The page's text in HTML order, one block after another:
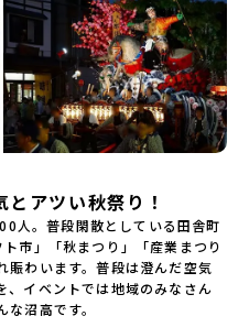
島県立猪苗代高等学校福島
立大子清流高等学校 中
立佐渡高等学校新潟県立佐
学校新潟県立加茂農林高等
川県立能登高等学校福井県
等学校長野県白馬高等学校
伊豆総合高等学校土肥分校静
分校 近畿 五條市立西吉野
座高等学校 中国・四国 島
中央高等学校島根県立矢上
学校岡山県立勝山高等学校
北分校広島県立大崎海星高
媛県立宇和島南高等学校(宇
村高等学校愛媛県立弓削高等
県立今治工業高等学校高知
高等学校高知県立中村高等
アツい秋祭り！
人。普段閑散としている田舎町
市」「秋まつり」「産業まつり
わいます。普段は澄んだ空気
、イベントでは地域のみなさん
沼高です。